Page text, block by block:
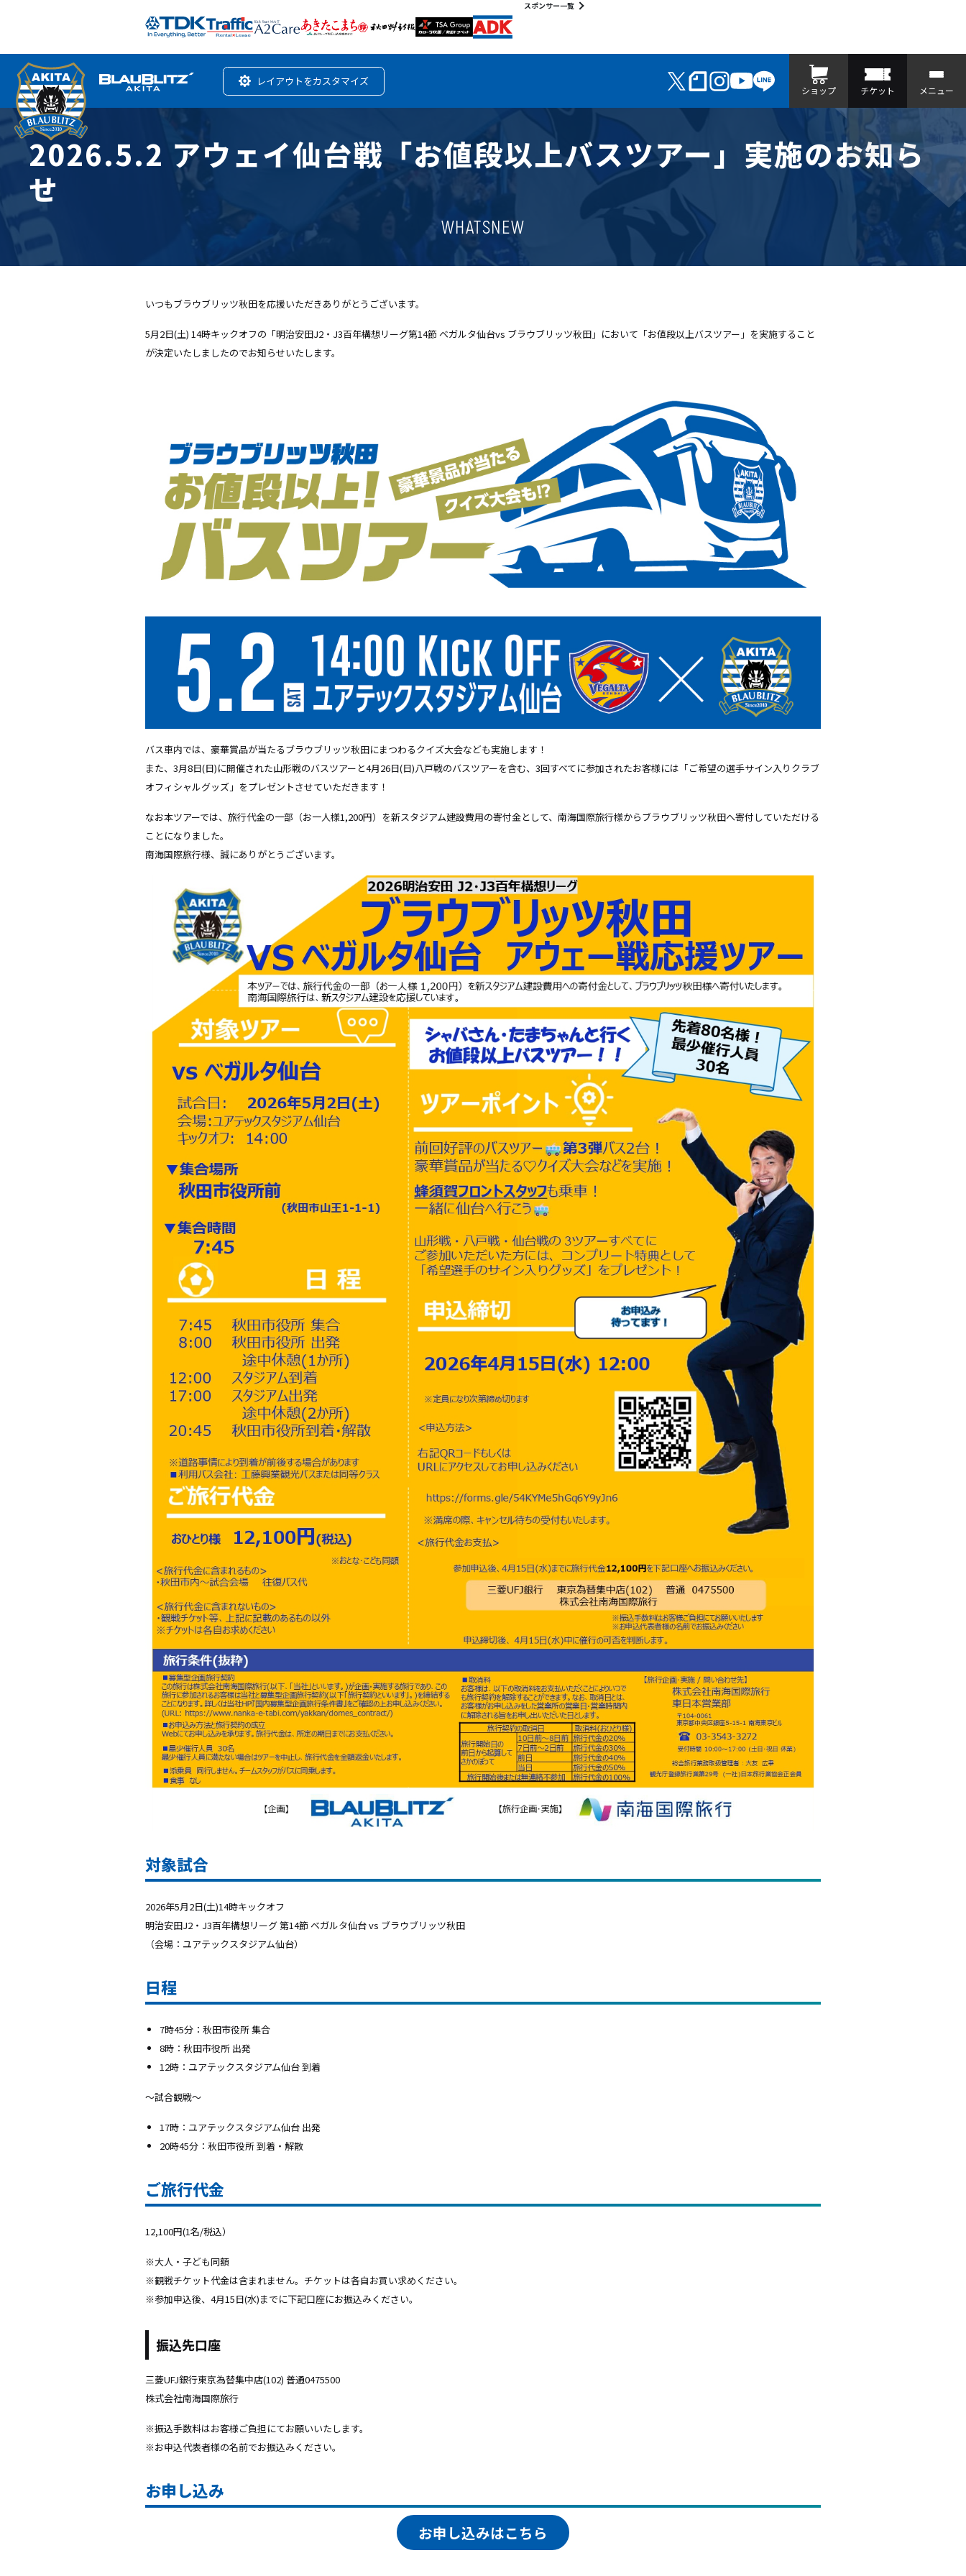
スポンサー一覧
レイアウトをカスタマイズ
ショップ チケット メニュー
2026.5.2 アウェイ仙台戦「お値段以上バスツアー」実施のお知ら
せ
WHATSNEW
いつもブラウブリッツ秋田を応援いただきありがとうございます。
5月2日(土) 14時キックオフの「明治安田J2・J3百年構想リーグ第14節 ベガルタ仙台vs ブラウブリッツ秋田」において「お値段以上バスツアー」を実施すること
が決定いたしましたのでお知らせいたします。
バス車内では、豪華賞品が当たるブラウブリッツ秋田にまつわるクイズ大会なども実施します！
また、3月8日(日)に開催された山形戦のバスツアーと4月26日(日)八戸戦のバスツアーを含む、3回すべてに参加されたお客様には「ご希望の選手サイン入りクラブ
オフィシャルグッズ」をプレゼントさせていただきます！
なお本ツアーでは、旅行代金の一部（お一人様1,200円）を新スタジアム建設費用の寄付金として、南海国際旅行様からブラウブリッツ秋田へ寄付していただける
ことになりました。
南海国際旅行様、誠にありがとうございます。
対象試合
2026年5月2日(土)14時キックオフ
明治安田J2・J3百年構想リーグ 第14節 ベガルタ仙台 vs ブラウブリッツ秋田
（会場：ユアテックスタジアム仙台）
日程
7時45分：秋田市役所 集合
8時：秋田市役所 出発
12時：ユアテックスタジアム仙台 到着
～試合観戦～
17時：ユアテックスタジアム仙台 出発
20時45分：秋田市役所 到着・解散
ご旅行代金
12,100円(1名/税込）
※大人・子ども同額
※観戦チケット代金は含まれません。チケットは各自お買い求めください。
※参加申込後、4月15日(水)までに下記口座にお振込みください。
振込先口座
三菱UFJ銀行東京為替集中店(102) 普通0475500
株式会社南海国際旅行
※振込手数料はお客様ご負担にてお願いいたします。
※お申込代表者様の名前でお振込みください。
お申し込み
お申し込みはこちら